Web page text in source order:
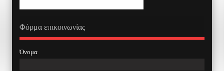
Φόρμα επικοινωνίας
Όνομα